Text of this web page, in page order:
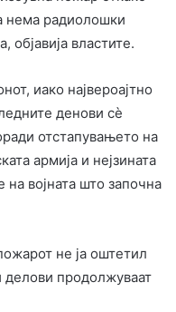
нема радиолошки
објавија властите.
иако највероајтно
денови сè
отстапувањето на
армија и нејзината
војната што започна
не ја оштетил
делови продолжуваат